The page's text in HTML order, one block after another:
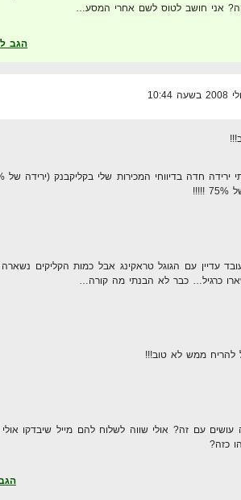
אני חושב לטוס לשם אחרי המסע…
הגב
עדיין עם הגוגל טראקינג אבל כמות הקליקים נשארה
כרגיל… כבר לא הבנתי מה קורה…
להריח ממש לא טוב!!!
עם זה? אולי שווה לשלוח להם מייל שיבדקו
כזה?